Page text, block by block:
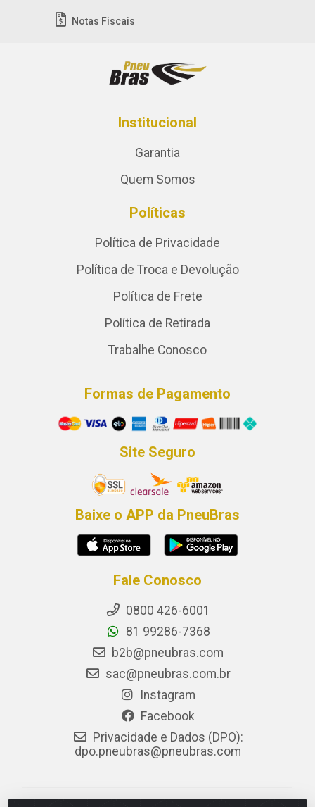
Notas Fiscais
Institucional
Garantia
Quem Somos
Políticas
Política de Privacidade
Política de Troca e Devolução
Política de Frete
Política de Retirada
Trabalhe Conosco
Formas de Pagamento
Site Seguro
Baixe o APP da PneuBras
Fale Conosco
0800 426-6001
81 99286-7368
b2b@pneubras.com
sac@pneubras.com.br
Instagram
Facebook
Privacidade e Dados (DPO):
dpo.pneubras@pneubras.com